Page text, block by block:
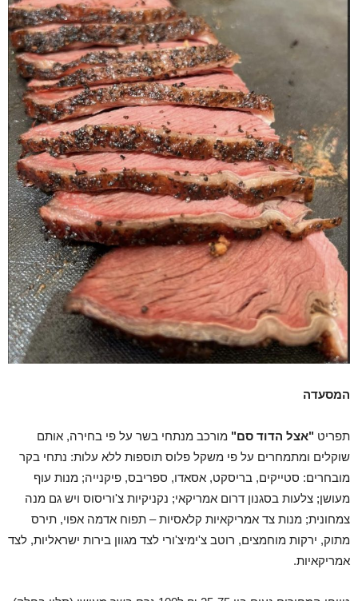
המסעדה
תפריט "אצל הדוד סם" מורכב מנתחי בשר על פי בחירה, אותם
שוקלים ומתמחרים על פי משקל פלוס תוספות ללא עלות: נתחי בקר
מובחרים: סטייקים, בריסקט, אסאדו, ספריבס, פיקנייה; מנות עוף
מעושן; צלעות בסגנון דרום אמריקאי; נקניקיות צ'וריסוס ויש גם מנה
צמחונית; מנות צד אמריקאיות קלאסיות – תפוח אדמה אפוי, תירס
מתוק, ירקות מוחמצים, רוטב צ'ימיצ'ורי לצד מגוון בירות ישראליות, לצד
אמריקאיות.